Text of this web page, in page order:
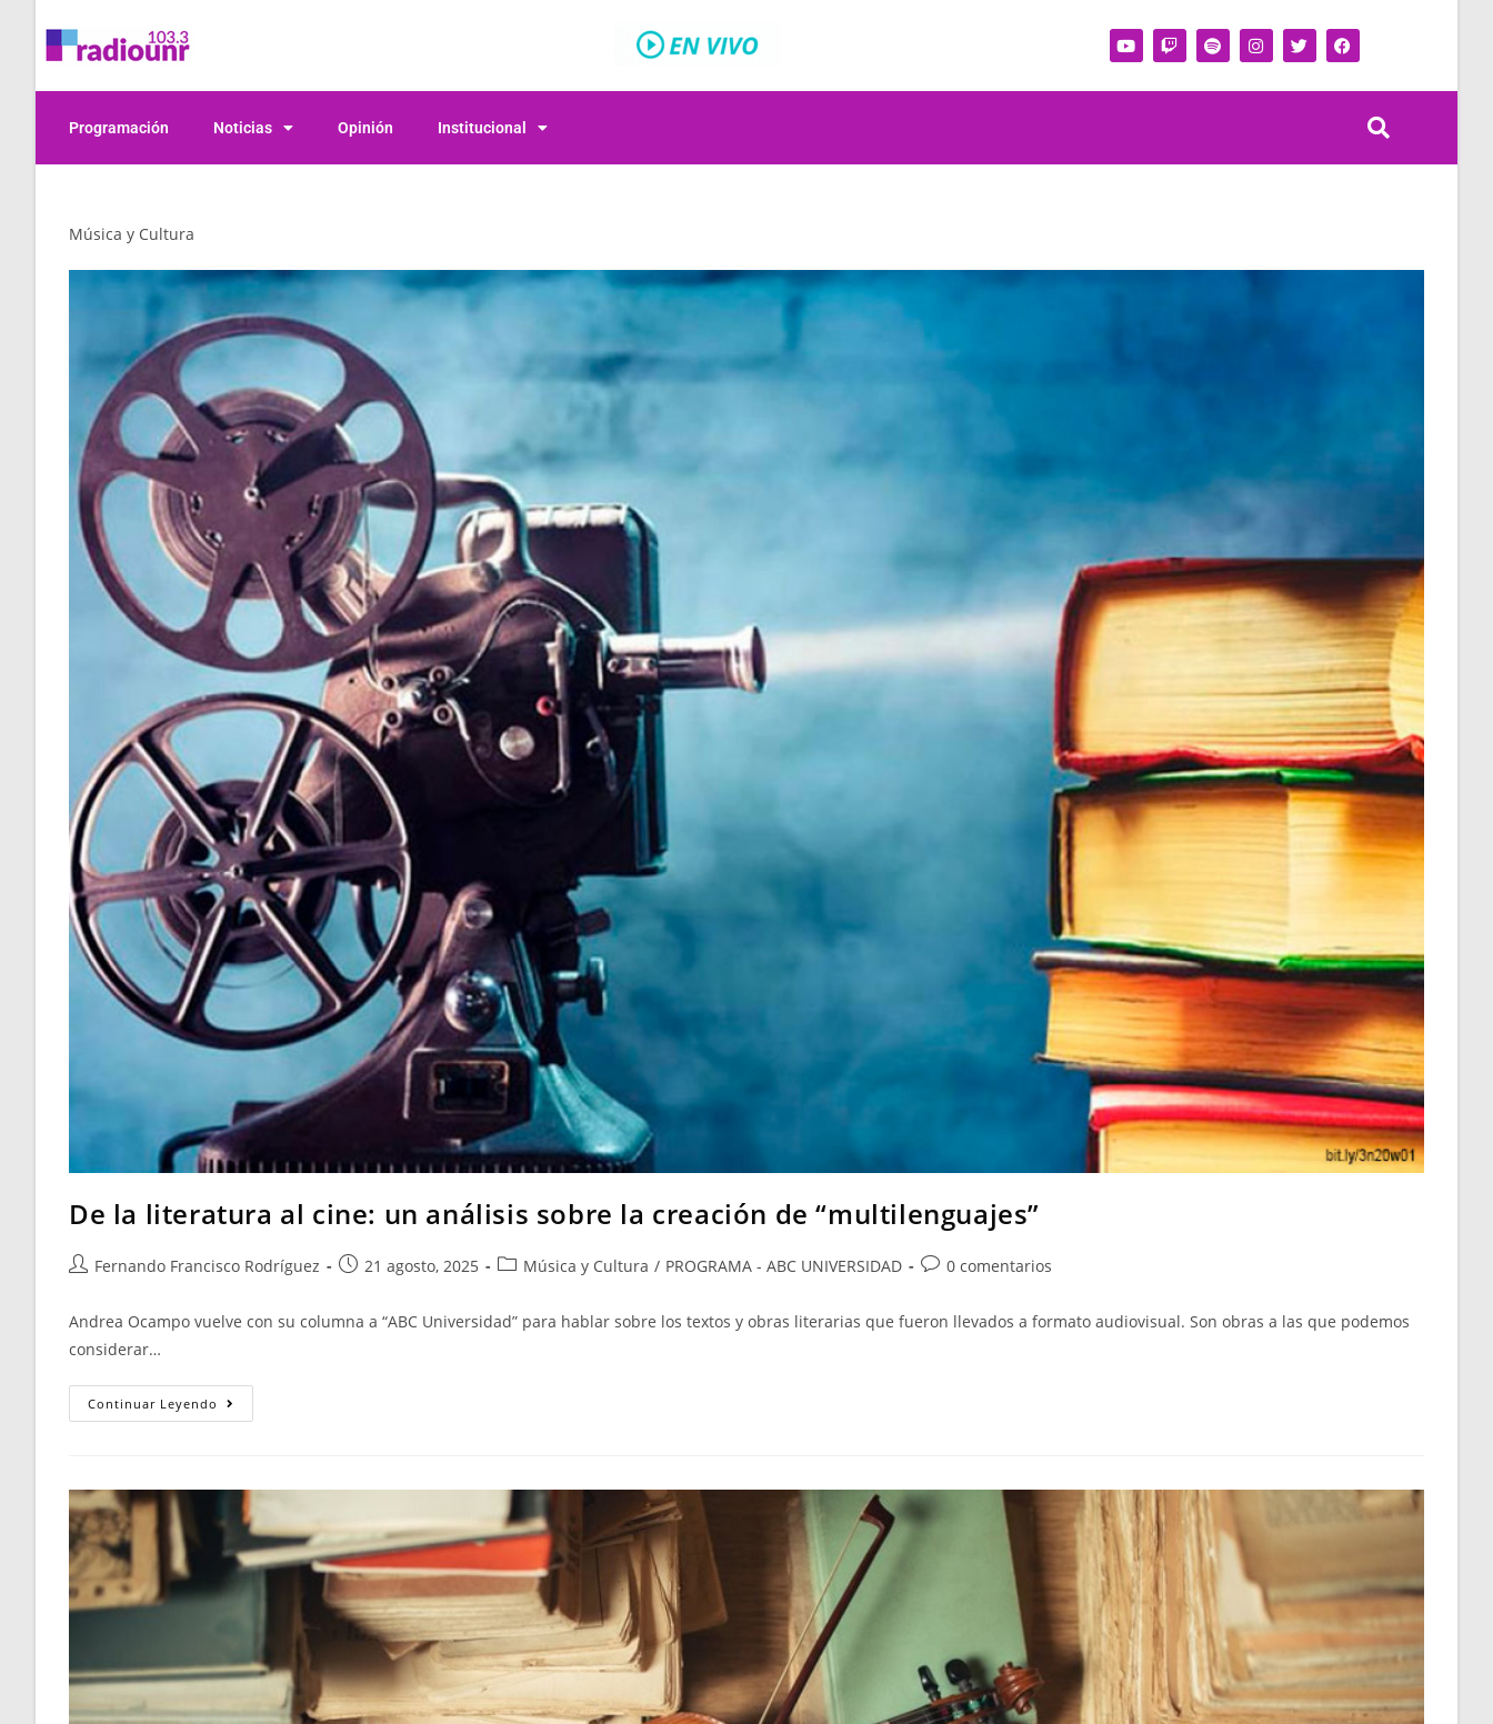
Programación Noticias Opinión Institucional
Música y Cultura
De la literatura al cine: un análisis sobre la creación de “multilenguajes”
Fernando Francisco Rodríguez 21 agosto, 2025 Música y Cultura / PROGRAMA - ABC UNIVERSIDAD 0 comentarios
Andrea Ocampo vuelve con su columna a “ABC Universidad” para hablar sobre los textos y obras literarias que fueron llevados a formato audiovisual. Son obras a las que podemos
considerar…
Continuar Leyendo